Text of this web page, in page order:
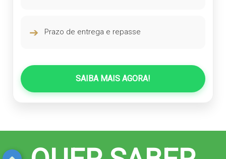
➔ Prazo de entrega e repasse
SAIBA MAIS AGORA!